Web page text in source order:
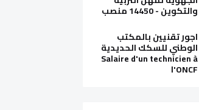
والتكوين - 14450 منصب
اجور تقنيين بالمكتب
الوطني للسكك الحديدية
Salaire d'un technicien à
l'ONCF